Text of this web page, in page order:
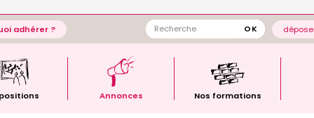
adhérer ?
Annonces Nos formations